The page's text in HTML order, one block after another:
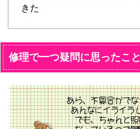
きた
修理で一つ疑問に思ったこと